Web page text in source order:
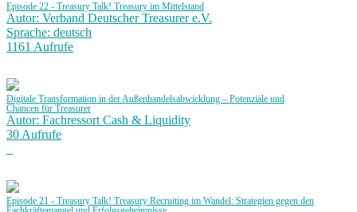
Episode 22 - Treasury Talk! Treasury im Mittelstand
Autor: Verband Deutscher Treasurer e.V.
Sprache: deutsch
1161 Aufrufe
Digitale Transformation in der Außenhandelsabwicklung – Potenziale und
Chancen für Treasurer
Autor: Fachressort Cash & Liquidity
30 Aufrufe
Episode 21 - Treasury Talk! Treasury Recruiting im Wandel: Strategien gegen den